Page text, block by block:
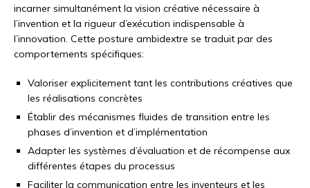
incarner simultanément la vision créative nécessaire à
l’invention et la rigueur d’exécution indispensable à
l’innovation. Cette posture ambidextre se traduit par des
comportements spécifiques:
Valoriser explicitement tant les contributions créatives que
les réalisations concrètes
Établir des mécanismes fluides de transition entre les
phases d’invention et d’implémentation
Adapter les systèmes d’évaluation et de récompense aux
différentes étapes du processus
Faciliter la communication entre les inventeurs et les